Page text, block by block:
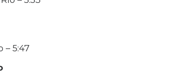
– 5:47